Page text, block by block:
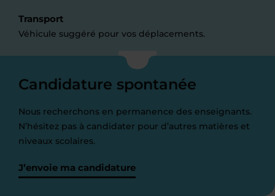
Transport
Véhicule suggéré pour vos déplacements.
Candidature spontanée
Nous recherchons en permanence des enseignants.
N’hésitez pas à candidater pour d’autres matières et
niveaux scolaires.
J’envoie ma candidature